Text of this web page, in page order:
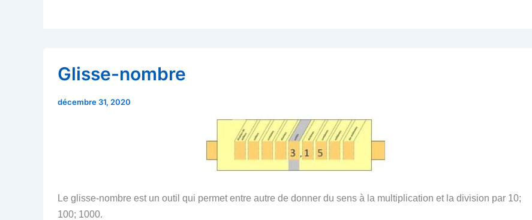
Glisse-nombre
décembre 31, 2020
Le glisse-nombre est un outil qui permet entre autre de donner du sens à la multiplication et la division par 10;
100; 1000.